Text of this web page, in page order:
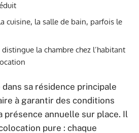
cuisine, la salle de bain, parfois le
la chambre chez l’habitant
sa résidence principale
à garantir des conditions
présence annuelle sur place. Il
pure : chaque